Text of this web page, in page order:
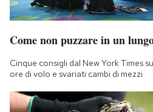
Come non puzzare in un
Cinque consigli dal New York Times
ore di volo e svariati cambi di mezzi